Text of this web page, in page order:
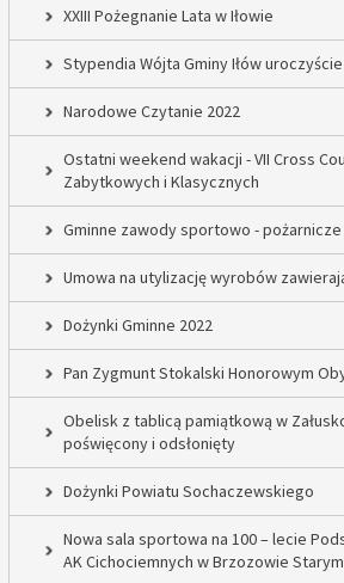
XXIII Pożegnanie Lata w Iłowie
Stypendia Wójta Gminy Iłów
Narodowe Czytanie 2022
Ostatni weekend wakacji - VII Cross
Zabytkowych i Klasycznych
Gminne zawody sportowo - pożarnicze
Umowa na utylizację wyrobów
Dożynki Gminne 2022
Pan Zygmunt Stokalski Honorowym
Obelisk z tablicą pamiątkową w
poświęcony i odsłonięty
Dożynki Powiatu Sochaczewskiego
Nowa sala sportowa na 100 – lecie
AK Cichociemnych w Brzozowie Starym